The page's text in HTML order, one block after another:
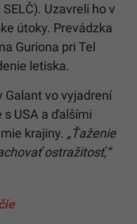
Uzavreli ho v
útoky. Prevádzka
Guriona pri Tel
letiska.
vo vyjadrení
s USA a ďalšími
krajiny. „Ťaženie
ostražitosť,“